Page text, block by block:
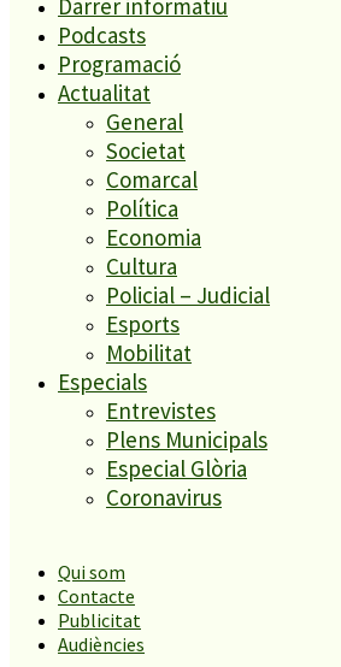
Darrer informatiu
Podcasts
Programació
Actualitat
General
Societat
Comarcal
Política
Economia
Cultura
Policial – Judicial
Esports
Mobilitat
Especials
Entrevistes
Plens Municipals
Especial Glòria
Coronavirus
Qui som
Contacte
Publicitat
Audiències
adjudicació justa, sí que es
termini en què s’han de
que el mes de maig es complirà
iniciar el procés d’adjudicació
La regidora confia que en un
resolgui l’atorgament, però en el
gran «com a mínim li queda mig
Salarichs, no és correcte que les
puguin resoldre en un termini
A partir d’ara no et
els titulars al
SUBSCRIURE’M
És tendència ara